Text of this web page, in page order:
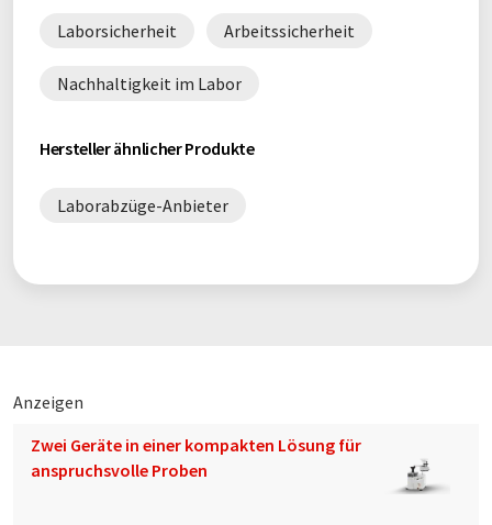
Laborsicherheit Arbeitssicherheit
Nachhaltigkeit im Labor
Hersteller ähnlicher Produkte
Laborabzüge-Anbieter
Anzeigen
Zwei Geräte in einer kompakten Lösung für
anspruchsvolle Proben